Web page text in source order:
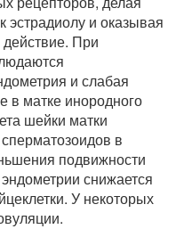
и оказывая
При
и слабая
в матке инородного
шейки матки
в
подвижности
снижается
У некоторых